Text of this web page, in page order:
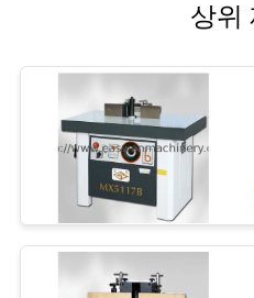
PRIVACY
POLICY
상위